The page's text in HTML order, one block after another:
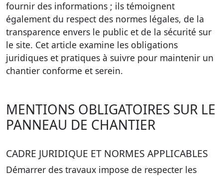
fournir des informations ; ils témoignent
également du respect des normes légales, de la
transparence envers le public et de la sécurité sur
le site. Cet article examine les obligations
juridiques et pratiques à suivre pour maintenir un
chantier conforme et serein.
MENTIONS OBLIGATOIRES SUR LE
PANNEAU DE CHANTIER
CADRE JURIDIQUE ET NORMES APPLICABLES
Démarrer des travaux impose de respecter les